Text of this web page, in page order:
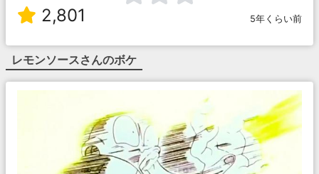
2,801 5年くらい前
レモンソースさんのボケ